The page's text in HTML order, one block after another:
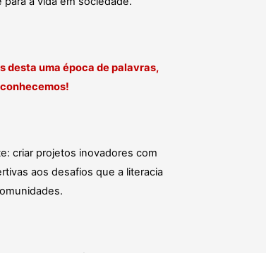
desta uma época de palavras,
criar projetos inovadores com
aos desafios que a literacia